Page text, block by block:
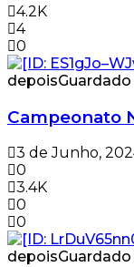
4.2K
4
0
depoisGuardado
Campeonato
3 de Junho,
0
3.4K
0
0
depoisGuardado